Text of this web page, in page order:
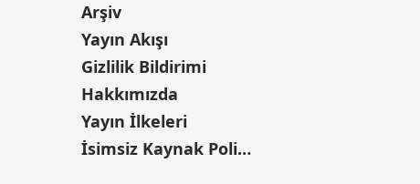
Arşiv
Yayın Akışı
Gizlilik Bildirimi
Hakkımızda
Yayın İlkeleri
İsimsiz Kaynak Politikası